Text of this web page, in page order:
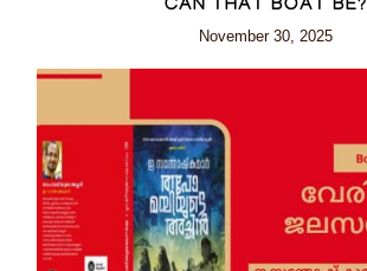
CAN THAT BOAT BE?
November 30, 2025